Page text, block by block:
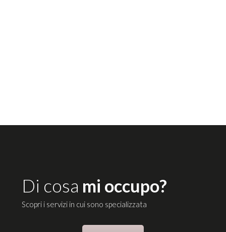
Di cosa mi occupo?
Scopri i servizi in cui sono specializzata